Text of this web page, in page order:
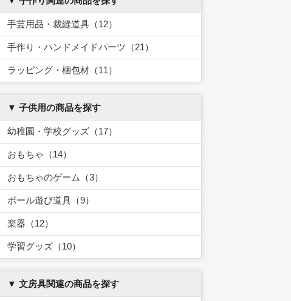
手芸用品・裁縫道具（12）
手作り・ハンドメイドパーツ（21）
ラッピング・梱包材（11）
▼ 子供用の商品を探す
幼稚園・学校グッズ（17）
おもちゃ（14）
おもちゃのゲーム（3）
ボール遊び道具（9）
楽器（12）
学習グッズ（10）
▼ 文房具関連の商品を探す